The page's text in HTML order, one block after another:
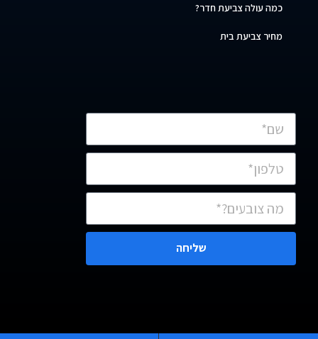
כמה עולה צביעת חדר?
מחיר צביעת בית
שליחה